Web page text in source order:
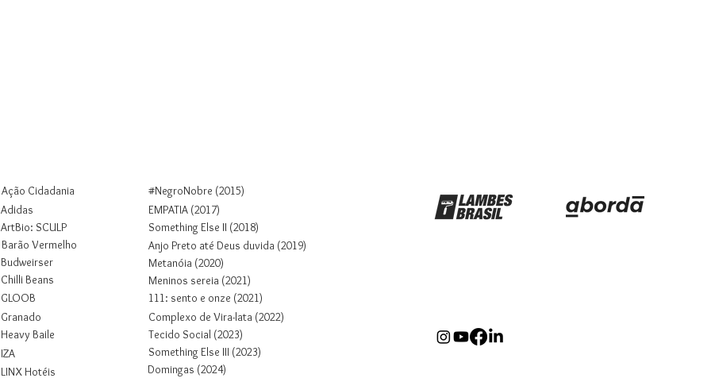
Ação Cidadania
Adidas
ArtBio: SCULP
Barão Vermelho
Budweirser
Chilli Beans
GLOOB
Granado
Heavy Baile
IZA
LINX Hotéis
#NegroNobre (2015)
EMPATIA (2017)
Something Else II (2018)
Anjo Preto até Deus duvida (2019)
Metanóia (2020)
Meninos sereia (2021)
111: sento e onze (2021)
Complexo de Vira-lata (2022)
Tecido Social (2023)
Something Else III (2023)
Domingas (2024)